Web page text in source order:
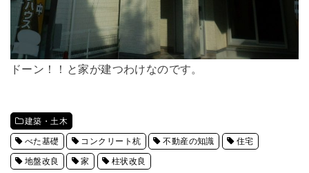
ドーン！！と家が建つわけなのです。
建築・土木
べた基礎 コンクリート杭 不動産の知識 住宅
地盤改良 家 柱状改良